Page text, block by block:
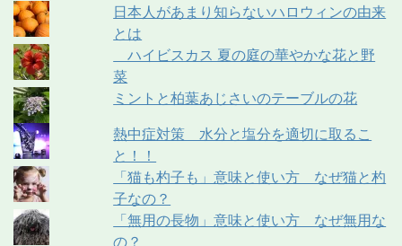
日本人があまり知らないハロウィンの由来
とは
ハイビスカス 夏の庭の華やかな花と野
菜
ミントと柏葉あじさいのテーブルの花
熱中症対策 水分と塩分を適切に取るこ
と！！
「猫も杓子も」意味と使い方 なぜ猫と杓
子なの？
「無用の長物」意味と使い方 なぜ無用な
の？